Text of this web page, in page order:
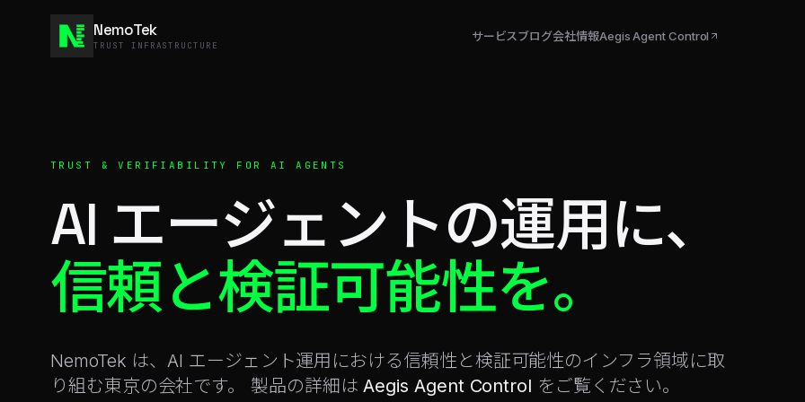
NemoTek
TRUST INFRASTRUCTURE
サービスブログ会社情報Aegis Agent Control
TRUST & VERIFIABILITY FOR AI AGENTS
AI エージェントの運用に、
信頼と検証可能性を。
NemoTek は、AI エージェント運用における信頼性と検証可能性のインフラ領域に取
り組む東京の会社です。 製品の詳細は Aegis Agent Control をご覧ください。